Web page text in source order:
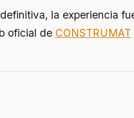
la experiencia
oficial de CONSTRUMAT